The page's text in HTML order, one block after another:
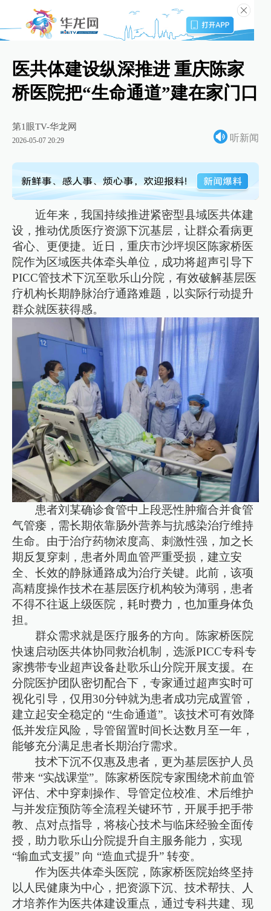
医共体建设纵深推进 重庆陈家
桥医院把“生命通道”建在家门口
第1眼TV-华龙网
2026-05-07 20:29 听新闻
近年来，我国持续推进紧密型县域医共体建
设，推动优质医疗资源下沉基层，让群众看病更
省心、更便捷。近日，重庆市沙坪坝区陈家桥医
院作为区域医共体牵头单位，成功将超声引导下
PICC管技术下沉至歌乐山分院，有效破解基层医
疗机构长期静脉治疗通路难题，以实际行动提升
群众就医获得感。
患者刘某确诊食管中上段恶性肿瘤合并食管
气管瘘，需长期依靠肠外营养与抗感染治疗维持
生命。由于治疗药物浓度高、刺激性强，加之长
期反复穿刺，患者外周血管严重受损，建立安
全、长效的静脉通路成为治疗关键。此前，该项
高精度操作技术在基层医疗机构较为薄弱，患者
不得不往返上级医院，耗时费力，也加重身体负
担。
群众需求就是医疗服务的方向。陈家桥医院
快速启动医共体协同救治机制，选派PICC专科专
家携带专业超声设备赴歌乐山分院开展支援。在
分院医护团队密切配合下，专家通过超声实时可
视化引导，仅用30分钟就为患者成功完成置管，
建立起安全稳定的 “生命通道”。该技术可有效降
低并发症风险，导管留置时间长达数月至一年，
能够充分满足患者长期治疗需求。
技术下沉不仅惠及患者，更为基层医护人员
带来 “实战课堂”。陈家桥医院专家围绕术前血管
评估、术中穿刺操作、导管定位校准、术后维护
与并发症预防等全流程关键环节，开展手把手带
教、点对点指导，将核心技术与临床经验全面传
授，助力歌乐山分院提升自主服务能力，实现
“输血式支援” 向 “造血式提升” 转变。
作为医共体牵头医院，陈家桥医院始终坚持
以人民健康为中心，把资源下沉、技术帮扶、人
才培养作为医共体建设重点，通过专科共建、现